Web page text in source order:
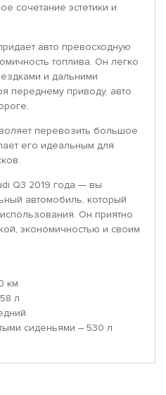
сочетание эстетики и
авто превосходную
топлива. Он легко
и дальними
переднему приводу, авто
перевозить большое
его идеальным для
Q3 2019 года — вы
автомобиль, который
Он приятно
экономичностью и своим
км
л
сиденьями – 530 л